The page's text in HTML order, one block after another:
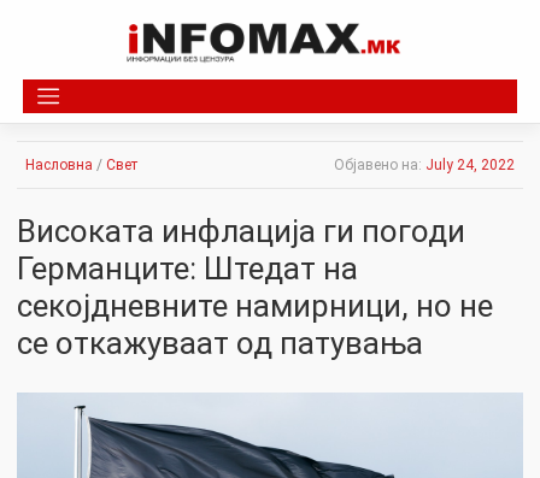
Насловна / Свет Објавено на: July 24, 2022
Високата инфлација ги погоди
Германците: Штедат на
секојдневните намирници, но не
се откажуваат од патувања